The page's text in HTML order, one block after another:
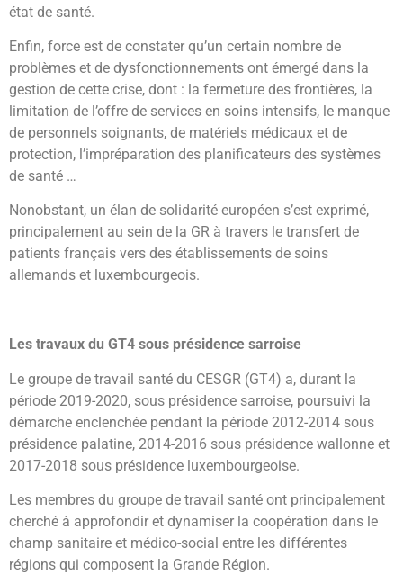
état de santé.
Enfin, force est de constater qu’un certain nombre de
problèmes et de dysfonctionnements ont émergé dans la
gestion de cette crise, dont : la fermeture des frontières, la
limitation de l’offre de services en soins intensifs, le manque
de personnels soignants, de matériels médicaux et de
protection, l’impréparation des planificateurs des systèmes
de santé …
Nonobstant, un élan de solidarité européen s’est exprimé,
principalement au sein de la GR à travers le transfert de
patients français vers des établissements de soins
allemands et luxembourgeois.
Les travaux du GT4 sous présidence sarroise
Le groupe de travail santé du CESGR (GT4) a, durant la
période 2019-2020, sous présidence sarroise, poursuivi la
démarche enclenchée pendant la période 2012-2014 sous
présidence palatine, 2014-2016 sous présidence wallonne et
2017-2018 sous présidence luxembourgeoise.
Les membres du groupe de travail santé ont principalement
cherché à approfondir et dynamiser la coopération dans le
champ sanitaire et médico-social entre les différentes
régions qui composent la Grande Région.